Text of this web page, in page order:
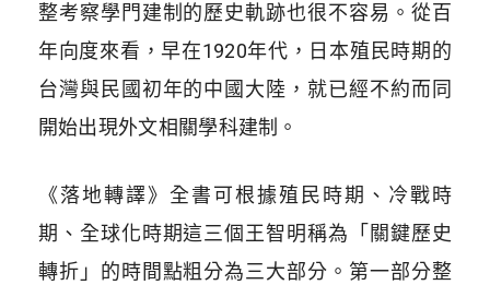
整考察學門建制的歷史軌跡也很不容易。從百
年向度來看，早在1920年代，日本殖民時期的
台灣與民國初年的中國大陸，就已經不約而同
開始出現外文相關學科建制。
《落地轉譯》全書可根據殖民時期、冷戰時
期、全球化時期這三個王智明稱為「關鍵歷史
轉折」的時間點粗分為三大部分。第一部分整